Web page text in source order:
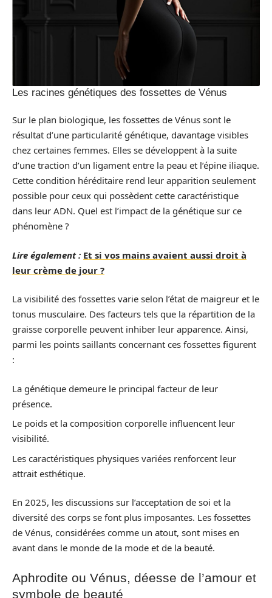
Les racines génétiques des fossettes de Vénus
Sur le plan biologique, les fossettes de Vénus sont le
résultat d’une particularité génétique, davantage visibles
chez certaines femmes. Elles se développent à la suite
d’une traction d’un ligament entre la peau et l’épine iliaque.
Cette condition héréditaire rend leur apparition seulement
possible pour ceux qui possèdent cette caractéristique
dans leur ADN. Quel est l’impact de la génétique sur ce
phénomène ?
Lire également : Et si vos mains avaient aussi droit à
leur crème de jour ?
La visibilité des fossettes varie selon l’état de maigreur et le
tonus musculaire. Des facteurs tels que la répartition de la
graisse corporelle peuvent inhiber leur apparence. Ainsi,
parmi les points saillants concernant ces fossettes figurent
:
La génétique demeure le principal facteur de leur
présence.
Le poids et la composition corporelle influencent leur
visibilité.
Les caractéristiques physiques variées renforcent leur
attrait esthétique.
En 2025, les discussions sur l’acceptation de soi et la
diversité des corps se font plus imposantes. Les fossettes
de Vénus, considérées comme un atout, sont mises en
avant dans le monde de la mode et de la beauté.
Aphrodite ou Vénus, déesse de l’amour et
symbole de beauté